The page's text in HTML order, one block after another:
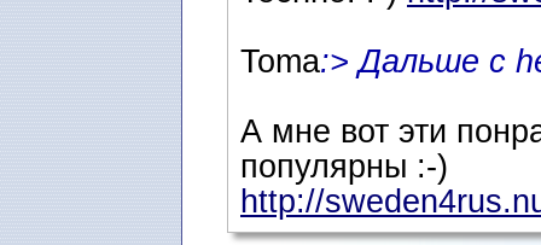
Toma:> Дальше с
А мне вот эти
популярны :-)
http://